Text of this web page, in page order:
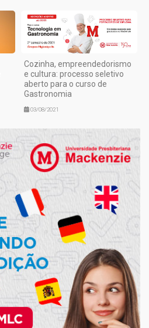
Cozinha, empreendedorismo
e cultura: processo seletivo
aberto para o curso de
Gastronomia
03/08/2021